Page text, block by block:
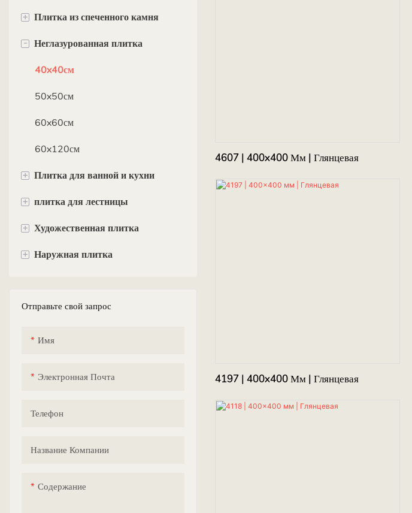
80x80см
60x120см
75x150см
90x180см
100x100см
120смx120см
40x40см
60x60см
80x80см
60x120см
75x150см
+ Плитка из спеченного камня
90x180см
120x120см
120x240см
120x270см
100x300см
160x320см
- Неглазурованная плитка
40x40см
50x50см
60x60см
60x120см
+ Плитка для ванной и кухни
плитки метро
Настенная плитка 30x60 см
Настенная плитка 40x80 см
Напольная плитка 40x40 см
+ плитка для лестницы
120 см
135 см
+ Художественная плитка
квадратная плитка
шестиугольная плитка
+ Наружная плитка
настенная плитка
Отправьте свой запрос
Имя
Электронная Почта
Телефон
Название Компании
Содержание
4607 | 400x400 Мм | Глянцевая
4197 | 400x400 Мм | Глянцевая